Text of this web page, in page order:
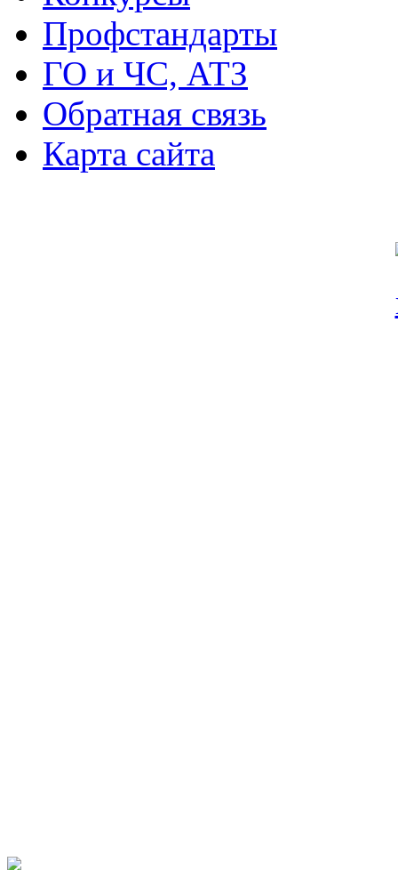
Профстандарты
ГО и ЧС, АТЗ
Обратная связь
Карта сайта